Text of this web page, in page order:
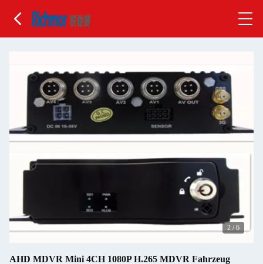
2 / 6
AHD MDVR Mini 4CH 1080P H.265 MDVR Fahrzeug